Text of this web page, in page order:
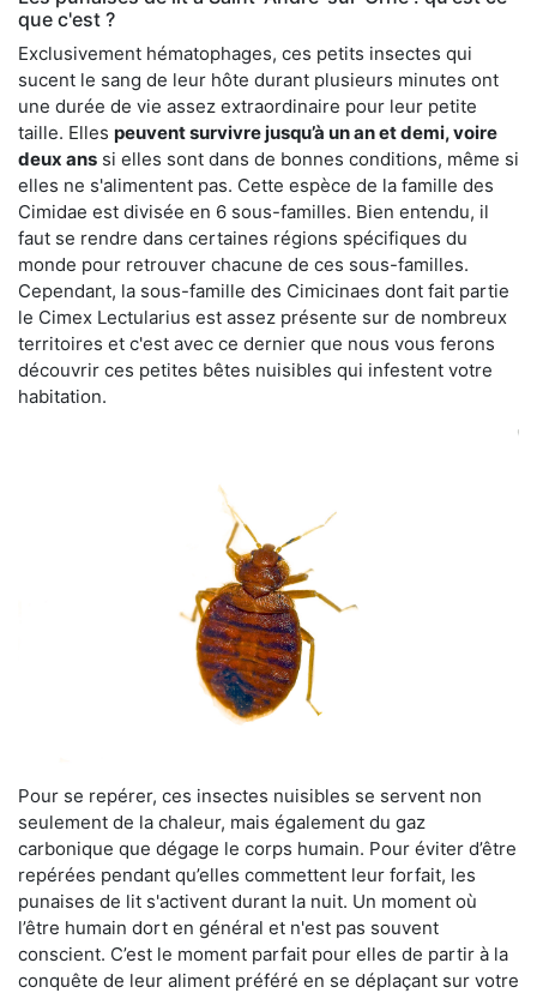
que c'est ?
Exclusivement hématophages, ces petits insectes qui
sucent le sang de leur hôte durant plusieurs minutes ont
une durée de vie assez extraordinaire pour leur petite
taille. Elles peuvent survivre jusqu’à un an et demi, voire
deux ans si elles sont dans de bonnes conditions, même si
elles ne s'alimentent pas. Cette espèce de la famille des
Cimidae est divisée en 6 sous-familles. Bien entendu, il
faut se rendre dans certaines régions spécifiques du
monde pour retrouver chacune de ces sous-familles.
Cependant, la sous-famille des Cimicinaes dont fait partie
le Cimex Lectularius est assez présente sur de nombreux
territoires et c'est avec ce dernier que nous vous ferons
découvrir ces petites bêtes nuisibles qui infestent votre
habitation.
Pour se repérer, ces insectes nuisibles se servent non
seulement de la chaleur, mais également du gaz
carbonique que dégage le corps humain. Pour éviter d’être
repérées pendant qu’elles commettent leur forfait, les
punaises de lit s'activent durant la nuit. Un moment où
l’être humain dort en général et n'est pas souvent
conscient. C’est le moment parfait pour elles de partir à la
conquête de leur aliment préféré en se déplaçant sur votre